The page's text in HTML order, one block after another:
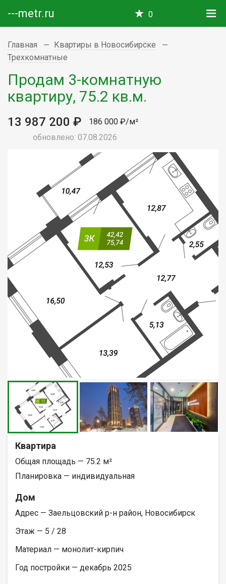
---metr.ru 0
Главная
Квартиры в Новосибирске
Трехкомнатные
Продам 3-комнатную
квартиру, 75.2 кв.м.
13 987 200 ₽
186 000 ₽/м²
обновлено: 07.08.2026
Квартира
Общая площадь — 75.2 м²
Планировка — индивидуальная
Дом
Адрес — Заельцовский р-н район, Новосибирск
Этаж — 5 / 28
Материал — монолит-кирпич
Год постройки — декабрь 2025